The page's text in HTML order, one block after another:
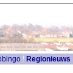
Regionieuws